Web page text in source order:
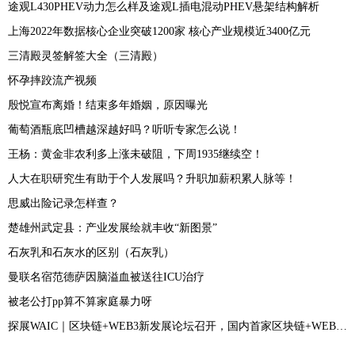
途观L430PHEV动力怎么样及途观L插电混动PHEV悬架结构解析
上海2022年数据核心企业突破1200家 核心产业规模近3400亿元
三清殿灵签解签大全（三清殿）
怀孕摔跤流产视频
殷悦宣布离婚！结束多年婚姻，原因曝光
葡萄酒瓶底凹槽越深越好吗？听听专家怎么说！
王杨：黄金非农利多上涨未破阻，下周1935继续空！
人大在职研究生有助于个人发展吗？升职加薪积累人脉等！
思威出险记录怎样查？
楚雄州武定县：产业发展绘就丰收“新图景”
石灰乳和石灰水的区别（石灰乳）
曼联名宿范德萨因脑溢血被送往ICU治疗
被老公打pp算不算家庭暴力呀
探展WAIC｜区块链+WEB3新发展论坛召开，国内首家区块链+WEB3创投联盟成立